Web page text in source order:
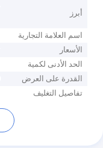
أبرز
اسم العلامة التجارية
الأسعار
الحد الأدنى لكمية
القدرة على العرض
تفاصيل التغليف